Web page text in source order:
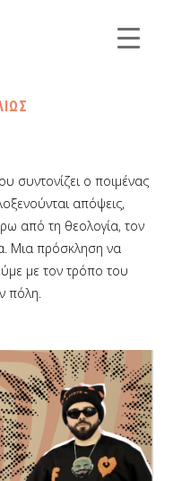
συντονίζει ο ποιμένας
απόψεις,
από τη θεολογία, τον
Μια πρόσκληση να
με τον τρόπο του
πόλη.